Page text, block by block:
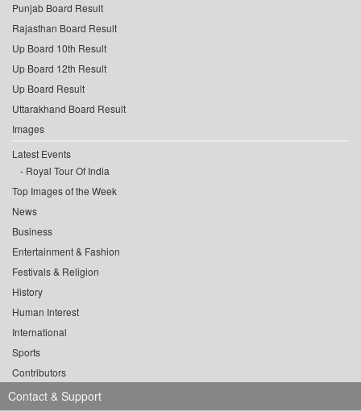
Punjab Board Result
Rajasthan Board Result
Up Board 10th Result
Up Board 12th Result
Up Board Result
Uttarakhand Board Result
Images
Latest Events
Royal Tour Of India
Top Images of the Week
News
Business
Entertainment & Fashion
Festivals & Religion
History
Human Interest
International
Sports
Contributors
Contact & Support